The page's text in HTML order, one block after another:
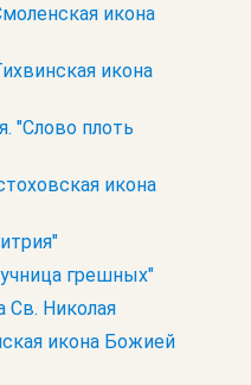
икона
икона
"Слово плоть
икона
грешных"
Св. Николая
икона Божией